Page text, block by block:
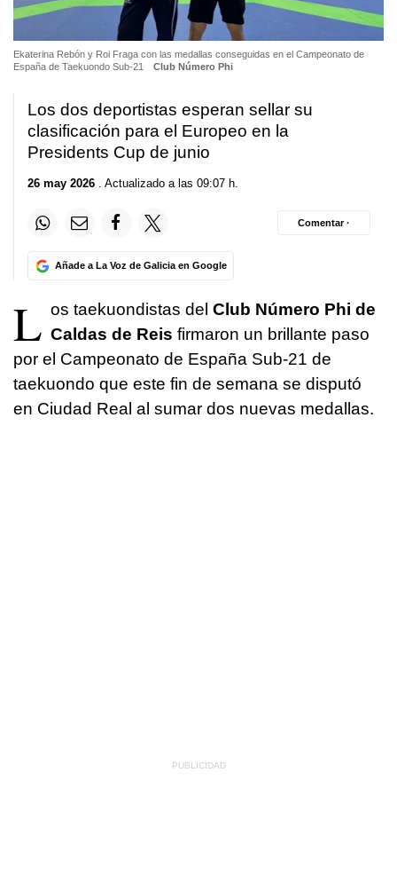
Ekaterina Rebón y Roi Fraga con las medallas conseguidas en el Campeonato de
España de Taekuondo Sub-21
Club Número Phi
Los dos deportistas esperan sellar su
clasificación para el Europeo en la
Presidents Cup de junio
26 may 2026 . Actualizado a las 09:07 h.
Añade a La Voz de Galicia en Google
Comentar ·
L os taekuondistas del Club Número Phi de
Caldas de Reis firmaron un brillante paso
por el Campeonato de España Sub-21 de
taekuondo que este fin de semana se disputó
en Ciudad Real al sumar dos nuevas medallas.